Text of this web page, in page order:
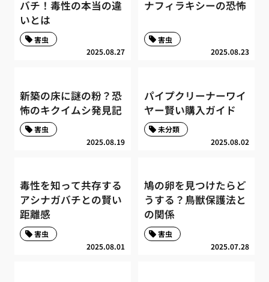
バチ！毒性の本当の違
いとは
2025.08.27
害虫
ナフィラキシーの恐怖
2025.08.23
害虫
新築の床に謎の粉？恐
怖のキクイムシ発見記
2025.08.19
害虫
パイプクリーナーワイ
ヤー賢い購入ガイド
2025.08.02
未分類
毒性を知って共存する
アシナガバチとの賢い
距離感
2025.08.01
害虫
鳩の卵を見つけたらど
うする？鳥獣保護法と
の関係
2025.07.28
害虫